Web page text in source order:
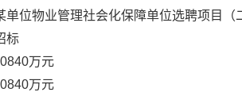
单位物业管理社会化保障单位选聘项目
标
万元
万元